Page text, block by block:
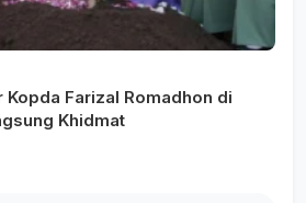
Farizal Romadhon di
Khidmat